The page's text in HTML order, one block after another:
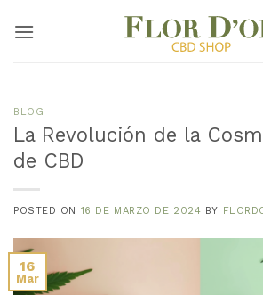
BLOG
La Revolución de la
de CBD
POSTED ON 16 DE MARZO DE 2024 BY
16
Mar